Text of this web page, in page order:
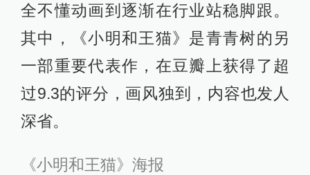
全不懂动画到逐渐在行业站稳脚跟。
其中，《小明和王猫》是青青树的另
一部重要代表作，在豆瓣上获得了超
过9.3的评分，画风独到，内容也发人
深省。
《小明和王猫》海报